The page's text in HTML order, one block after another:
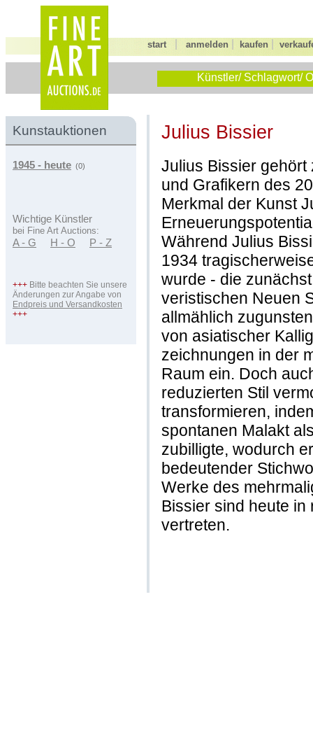
start anmelden kaufen
Künstler/ Schlagwort/
Kunstauktionen
1945 - heute (0)
Wichtige Künstler
bei Fine Art Auctions:
A - G H - O P - Z
+++ Bitte beachten Sie unsere
Änderungen zur Angabe von
Endpreis und Versandkosten
+++
Julius Bissier
Julius Bissier
und Grafikern des
Merkmal der Kunst
Während Julius
1934
wurde - die
veristischen Neuen
allmählich
von asiatischer
zeichnungen in der
Raum ein. Doch
reduzierten Stil
transformieren,
spontanen Malakt
zubilligte, wodurch
bedeutender
Werke des
Bissier sind heute in
vertreten.